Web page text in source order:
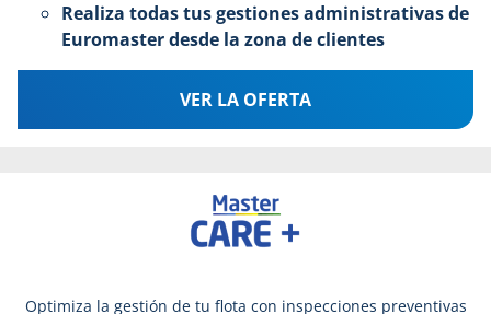
Realiza todas tus gestiones administrativas de
Euromaster desde la zona de clientes
VER LA OFERTA
Optimiza la gestión de tu flota con inspecciones preventivas